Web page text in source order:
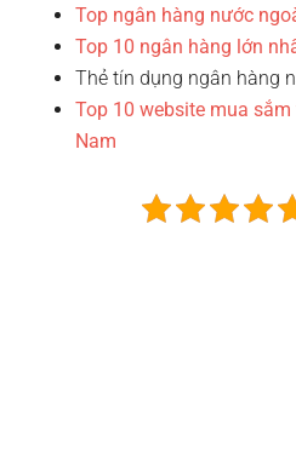
Top ngân hàng nước
Top 10 ngân hàng lớn
Thẻ tín dụng ngân hàng
Top 10 website mua
Nam